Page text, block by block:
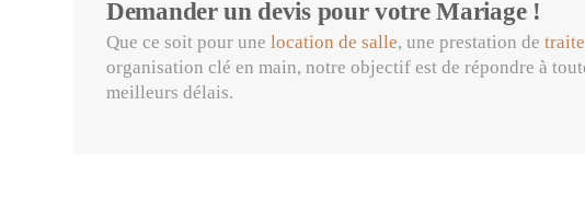
Demander un devis pour votre Mariage !
Que ce soit pour une location de salle, une prestation de
organisation clé en main, notre objectif est de répondre à
meilleurs délais.